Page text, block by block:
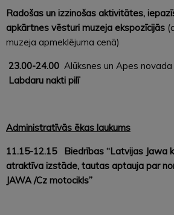
Radošas un izzinošas aktivitātes,
apkārtnes vēsturi muzeja ekspozīcijās
muzeja apmeklējuma cenā)
23.00-24.00 Alūksnes un Apes
Labdaru nakti pilī
Administratīvās ēkas laukums
11.15-12.15 Biedrības “Latvijas Jawa
atraktīva izstāde, tautas aptauja par
JAWA /Cz motocikls”